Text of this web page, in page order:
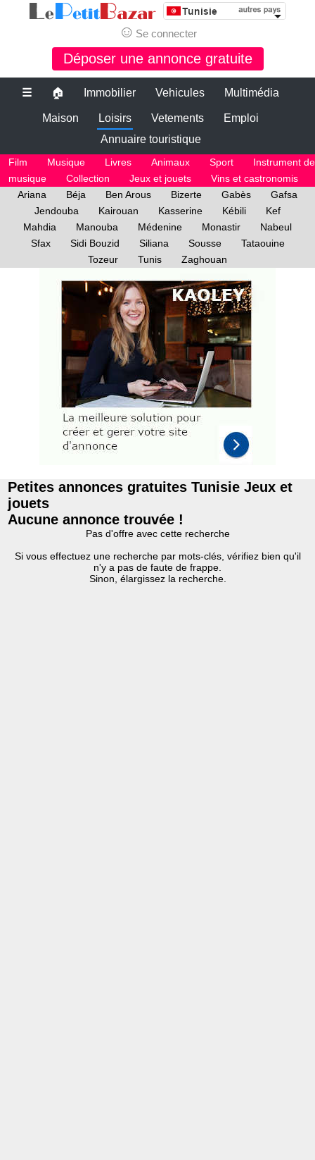
☺ Se connecter
Déposer une annonce gratuite
☰ 🏠 Immobilier Vehicules Multimédia
Maison Loisirs Vetements
Emploi
Annuaire touristique
Film Musique Livres Animaux Sport
Instrument de
musique
Collection Jeux et jouets
Vins et castronomis
Ariana
Béja Ben Arous Bizerte Gabès
Gafsa
Jendouba
Kairouan Kasserine Kébili
Kef
Mahdia
Manouba Médenine Monastir
Nabeul
Sfax
Sidi Bouzid Siliana Sousse
Tataouine
Tozeur
Tunis Zaghouan
Petites annonces gratuites Tunisie Jeux et
jouets
Aucune annonce trouvée !
Pas d'offre avec cette recherche
Si vous effectuez une recherche par mots-clés, vérifiez bien qu'il
n'y a pas de faute de frappe.
Sinon, élargissez la recherche.